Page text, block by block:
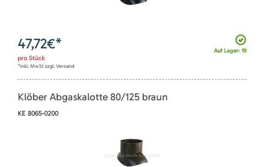
Auf Lager: 19
47,72€*
pro Stück
*inkl. MwSt zzgl. Versand
Klöber Abgaskalotte 80/125 braun
KE 8065-0200